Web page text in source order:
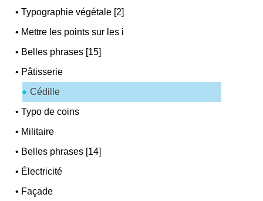
•Typographie végétale [2]
• Mettre les points sur les i
• Belles phrases [15]
• Pâtisserie
Cédille
•Typo de coins
• Militaire
• Belles phrases [14]
• Électricité
• Façade